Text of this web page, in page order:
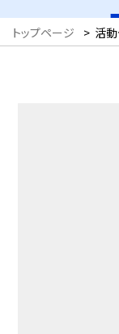
トップページ > 活